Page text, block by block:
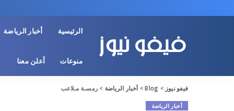
الرئيسية أخبار الرياضة
منوعات أعلن معنا
فيفو نيوز >
Blog
> أخبار الرياضة > رمسـة مـلاعب
أخبار الرياضة